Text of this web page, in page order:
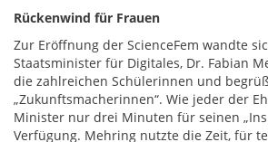
Rückenwind für Frauen
Zur Eröffnung der ScienceFem wandte
Staatsminister für Digitales, Dr. Fabian
die zahlreichen Schülerinnen und
„Zukunftsmacherinnen“. Wie jeder der
Minister nur drei Minuten für seinen
Verfügung. Mehring nutzte die Zeit, für